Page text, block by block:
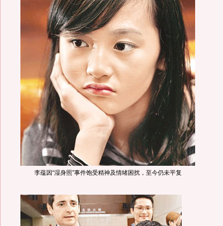
李蕴因“湿身照”事件饱受精神及情绪困扰，至今仍未平复